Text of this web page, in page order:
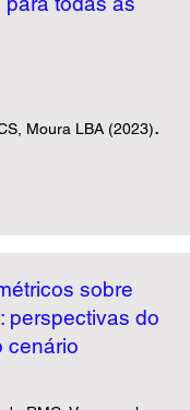
Moura LBA (2023).
sobre
perspectivas do
cenário